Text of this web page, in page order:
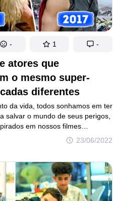
atores que
o mesmo super-
diferentes
23/06/2022
da vida, todos sonhamos em ter
salvar o mundo de seus perigos,
em nossos filmes
no início deste século teve
super-heróis favoritos em alta
personagens já existiam
de 14 polegadas.
- 1 -